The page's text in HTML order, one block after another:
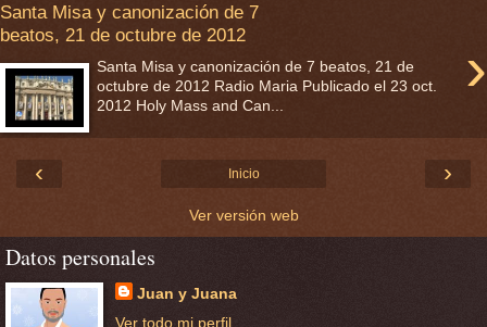
Santa Misa y canonización de 7
beatos, 21 de octubre de 2012
›
Santa Misa y canonización de 7 beatos, 21 de
octubre de 2012 Radio Maria Publicado el 23 oct.
2012 Holy Mass and Can...
‹ ›
Inicio
Ver versión web
Datos personales
Juan y Juana
Ver todo mi perfil